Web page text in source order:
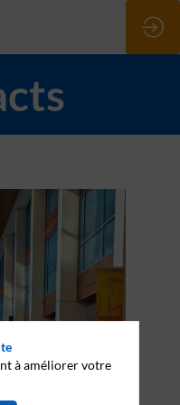
à améliorer votre